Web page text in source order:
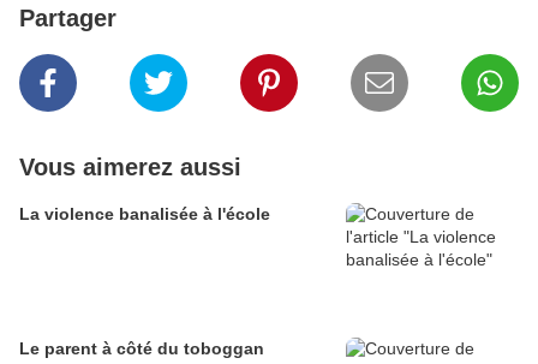
Partager
Vous aimerez aussi
La violence banalisée à l'école
Le parent à côté du toboggan